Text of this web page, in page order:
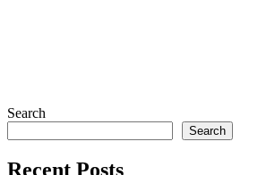
Search
Search
Recent Posts